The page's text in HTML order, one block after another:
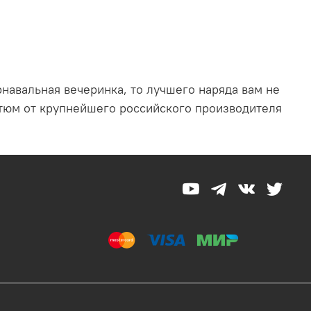
вечеринка, то лучшего наряда вам не
от крупнейшего российского производителя